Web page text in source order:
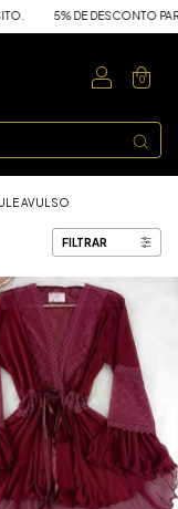
DE DESCONTO PARA
0
AVULSO
FILTRAR